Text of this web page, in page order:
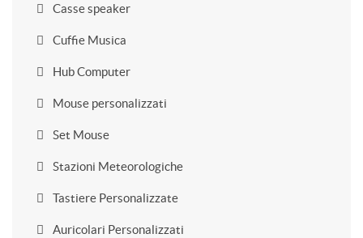
Casse speaker
Cuffie Musica
Hub Computer
Mouse personalizzati
Set Mouse
Stazioni Meteorologiche
Tastiere Personalizzate
Auricolari Personalizzati